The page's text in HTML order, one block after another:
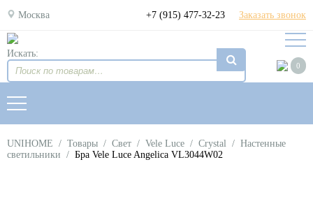
Москва +7 (915) 477-32-23 Заказать звонок
Искать:
0
UNIHOME / Товары / Свет / Vele Luce / Crystal / Настенные
светильники / Бра Vele Luce Angelica VL3044W02